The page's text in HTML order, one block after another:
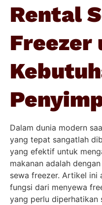
Rental
Freezer
Dalam dunia modern
yang tepat sangatlah
yang efektif untuk
makanan adalah
sewa freezer. Artikel ini
fungsi dari menyewa
yang perlu diperhatikan